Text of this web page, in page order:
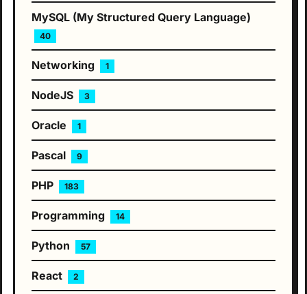
MySQL (My Structured Query Language)
40
Networking 1
NodeJS 3
Oracle 1
Pascal 9
PHP 183
Programming 14
Python 57
React 2